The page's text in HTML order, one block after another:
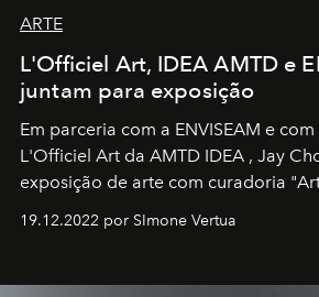
ARTE
L'Officiel Art, IDEA AMTD e
juntam para exposição
Em parceria com a ENVISEAM e
L'Officiel Art da AMTD IDEA , Jay
exposição de arte com curadoria
19.12.2022 por SImone Vertua